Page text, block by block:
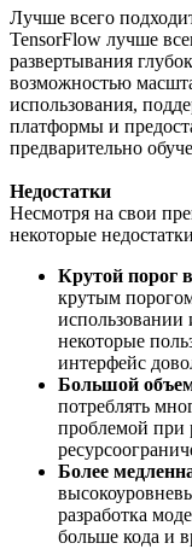
Лучше всего
TensorFlow лучше
развертывания
возможностью
использования,
платформы и
предварительно
Недостатки
Несмотря на свои
некоторые
Крутой порог
крутым
некоторые
интерфейс
Большой
потреблять
проблемой при
Более
разработка
больше кода и